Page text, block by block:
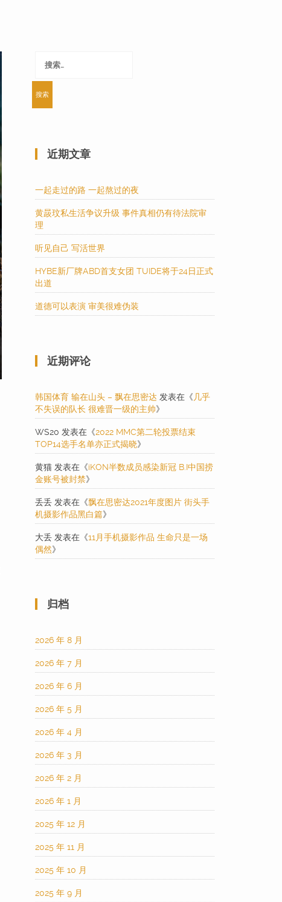
索：
近期文章
一起走过的路 一起熬过的夜
黄晸玟私生活争议升级 事件真相仍有待法院审
理
听见自己 写活世界
HYBE新厂牌ABD首支女团 TUIDE将于24日正式
出道
道德可以表演 审美很难伪装
近期评论
韩国体育 输在山头 – 飘在思密达 发表在《 几乎
不失误的队长 很难晋一级的主帅》
WS20 发表在《2022 MMC第二轮投票结束
TOP14选手名单亦正式揭晓》
黄猫 发表在《iKON半数成员感染新冠 B.I中国捞
金账号被封禁》
丢丢 发表在《飘在思密达2021年度图片 街头手
机摄影作品黑白篇》
大丢 发表在《11月手机摄影作品 生命只是一场
偶然》
归档
2026 年 8 月
2026 年 7 月
2026 年 6 月
2026 年 5 月
2026 年 4 月
2026 年 3 月
2026 年 2 月
2026 年 1 月
2025 年 12 月
2025 年 11 月
2025 年 10 月
2025 年 9 月